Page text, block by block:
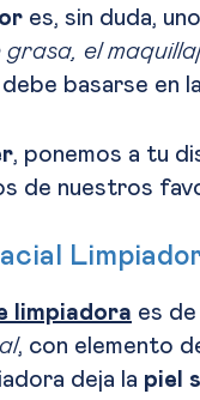
es, sin duda,
grasa, el
debe basarse en la
, ponemos a tu
de nuestros
limpiadora es
, con elemento
deja la piel